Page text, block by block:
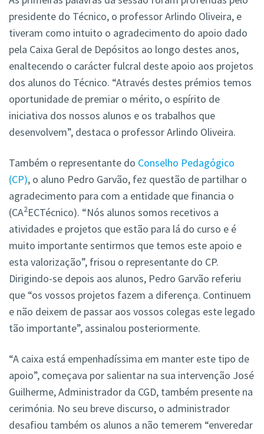
presidente do Técnico, o professor Arlindo Oliveira, e
tiveram como intuito o agradecimento do apoio dado
pela Caixa Geral de Depósitos ao longo destes anos,
enaltecendo o carácter fulcral deste apoio aos projetos
dos alunos do Técnico. “Através destes prémios temos
oportunidade de premiar o mérito, o espírito de
iniciativa dos nossos alunos e os trabalhos que
desenvolvem”, destaca o professor Arlindo Oliveira.
Também o representante do Conselho Pedagógico
(CP), o aluno Pedro Garvão, fez questão de partilhar o
agradecimento para com a entidade que financia o
(CA2ECTécnico). “Nós alunos somos recetivos a
atividades e projetos que estão para lá do curso e é
muito importante sentirmos que temos este apoio e
esta valorização”, frisou o representante do CP.
Dirigindo-se depois aos alunos, Pedro Garvão referiu
que “os vossos projetos fazem a diferença. Continuem
e não deixem de passar aos vossos colegas este legado
tão importante”, assinalou posteriormente.
“A caixa está empenhadíssima em manter este tipo de
apoio”, começava por salientar na sua intervenção José
Guilherme, Administrador da CGD, também presente na
cerimónia. No seu breve discurso, o administrador
desafiou também os alunos a não temerem “enveredar